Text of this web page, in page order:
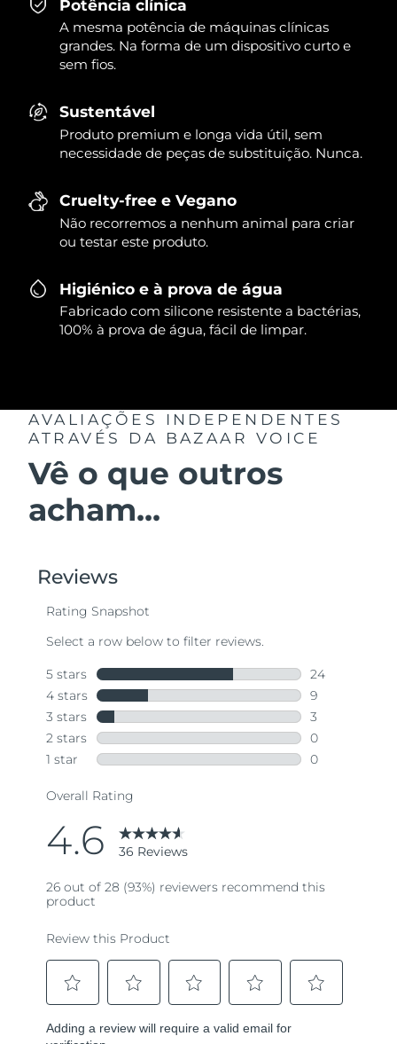
Potência clínica
A mesma potência de máquinas clínicas
grandes. Na forma de um dispositivo curto e
sem fios.
Sustentável
Produto premium e longa vida útil, sem
necessidade de peças de substituição. Nunca.
Cruelty-free e Vegano
Não recorremos a nenhum animal para criar
ou testar este produto.
Higiénico e à prova de água
Fabricado com silicone resistente a bactérias,
100% à prova de água, fácil de limpar.
AVALIAÇÕES INDEPENDENTES
ATRAVÉS DA BAZAAR VOICE
Vê o que outros
acham...